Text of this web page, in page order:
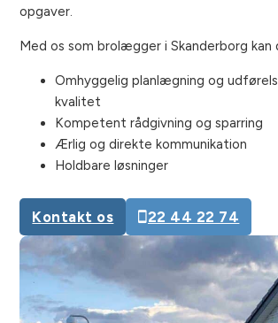
opgaver.
Med os som brolægger i Skanderborg
Omhyggelig planlægning og
kvalitet
Kompetent rådgivning og sparring
Ærlig og direkte kommunikation
Holdbare løsninger
Kontakt os 22 44 22 74